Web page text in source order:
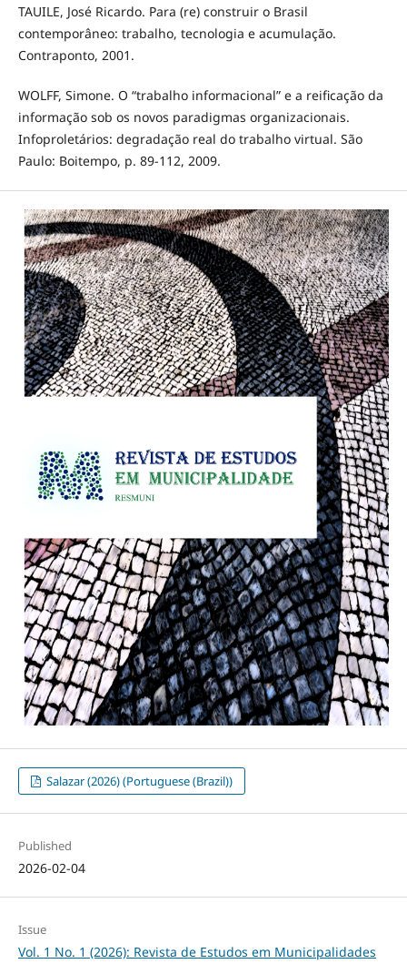
TAUILE, José Ricardo. Para (re) construir o Brasil
contemporâneo: trabalho, tecnologia e acumulação.
Contraponto, 2001.
WOLFF, Simone. O “trabalho informacional” e a reificação da
informação sob os novos paradigmas organizacionais.
Infoproletários: degradação real do trabalho virtual. São
Paulo: Boitempo, p. 89-112, 2009.
Salazar (2026) (Portuguese (Brazil))
Published
2026-02-04
Issue
Vol. 1 No. 1 (2026): Revista de Estudos em Municipalidades